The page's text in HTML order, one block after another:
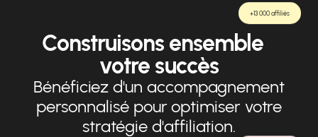
+13 000 affiliés
Construisons ensemble
votre succès
Bénéficiez d'un accompagnement
personnalisé pour optimiser votre
stratégie d'affiliation.